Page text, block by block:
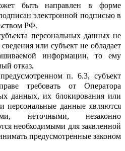
быть направлен в форме
электронной подписью в
РФ.
персональных данных не
или субъект не обладает
информации, то ему
отказ.
п.6.3, субъект
требовать от Оператора
данных, их блокирования или
персональные данные являются
неточными, незаконно
необходимыми для заявленной
предусмотренные законом